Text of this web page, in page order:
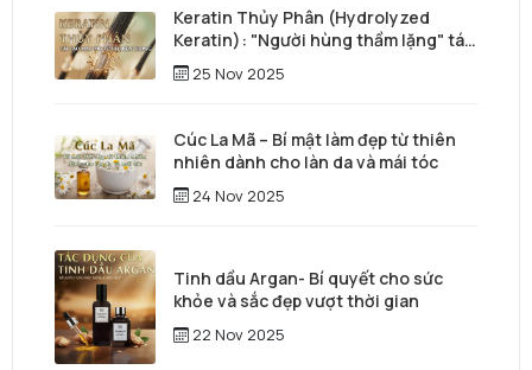
Keratin Thủy Phân (Hydrolyzed
Keratin): "Người hùng thầm lặng" tái
tạo mái tóc từ sâu bên trong
25 Nov 2025
Cúc La Mã – Bí mật làm đẹp từ thiên
nhiên dành cho làn da và mái tóc
24 Nov 2025
Tinh dầu Argan- Bí quyết cho sức
khỏe và sắc đẹp vượt thời gian
22 Nov 2025